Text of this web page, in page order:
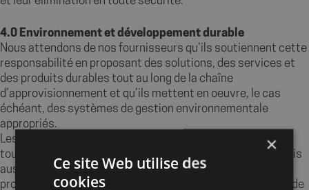
4.0 Environnement et développement durable
Nous attendons de nos fournisseurs qu’ils soutiennent cette
responsabilité en proposant des solutions, des services et
des produits durables tout au long de la chaîne
d’approvisionnement et qu’ils mettent en oeuvre, le cas
échéant, des systèmes de gestion environnementale
appropriés.
Les fournisseurs doivent non seulement se conformer à
toutes les lois et réglementations environnementales, mais
aussi mettre en oeuvre des mesures contribuant à la
protection de l’environnement. Ils doivent donc s’efforcer de
×
Ce site Web utilise des
cookies